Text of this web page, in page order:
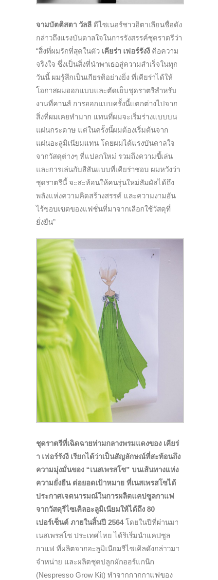
จามบัตติสตา วัลลี ดีไซเนอร์ชาวอิตาเลียนชื่อดัง
กล่าวถึงแรงบันดาลใจในการรังสรรค์ชุดราตรีว่า
“สิ่งที่ผมรักที่สุดในตัว เคียร่า เฟอร์รังงี คือความ
จริงใจ ซึ่งเป็นสิ่งที่นำพาเธอสู่ความสำเร็จในทุก
วันนี้ ผมรู้สึกเป็นเกียรติอย่างยิ่ง ที่เคียร่าได้ให้
โอกาสผมออกแบบและตัดเย็บชุดราตรีสำหรับ
งานที่คานส์ การออกแบบครั้งนี้แตกต่างไปจาก
สิ่งที่ผมเคยทำมาก แทนที่ผมจะเริ่มร่างแบบบน
แผ่นกระดาษ แต่ในครั้งนี้ผมต้องเริ่มต้นจาก
แผ่นอะลูมิเนียมแทน โดยผมได้แรงบันดาลใจ
จากวัสดุต่างๆ ที่แปลกใหม่ รวมถึงความขี้เล่น
และการเล่นกับสีสันแบบที่เคียร่าชอบ ผมหวังว่า
ชุดราตรีนี้ จะสะท้อนให้คนรุ่นใหม่สัมผัสได้ถึง
พลังแห่งความคิดสร้างสรรค์ และความงามอัน
ไร้ขอบเขตของแฟชั่นที่มาจากเลือกใช้วัสดุที่
ยั่งยืน”
ชุดราตรีที่เฉิดฉายท่ามกลางพรมแดงของ เคียร่
า เฟอร์รังงี เรียกได้ว่าเป็นสัญลักษณ์ที่สะท้อนถึง
ความมุ่งมั่นของ “เนสเพรสโซ” บนเส้นทางแห่ง
ความยั่งยืน ต่อยอดเป้าหมาย ที่เนสเพรสโซได้
ประกาศเจตนารมณ์ในการผลิตแคปซูลกาแฟ
จากวัสดุรีไซเคิลอะลูมิเนียมให้ได้ถึง 80
เปอร์เซ็นต์ ภายในสิ้นปี 2564โดยในปีที่ผ่านมา
เนสเพรสโซ ประเทศไทย ได้ริเริ่มนำแคปซูล
กาแฟ ที่ผลิตจากอะลูมิเนียมรีไซเคิลดังกล่าวมา
จำหน่าย และผลิตชุดปลูกผักออร์แกนิก
(Nespresso Grow Kit) ทำจากกากกาแฟของ